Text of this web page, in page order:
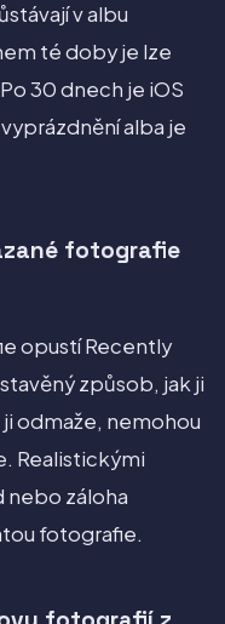
v albu
té doby je lze
30 dnech je iOS
alba je
fotografie
opustí Recently
způsob, jak ji
odmaže, nemohou
Realistickými
nebo záloha
fotografie.